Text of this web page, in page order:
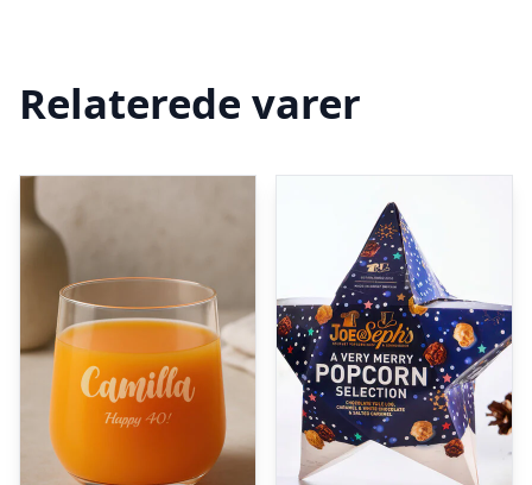
Relaterede varer